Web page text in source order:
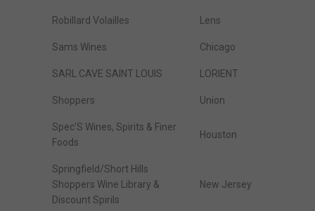
Robillard Volailles Lens
Sams Wines Chicago
SARL CAVE SAINT LOUIS LORIENT
Shoppers Union
Spec'S Wines, Spirits & Finer
Foods
Houston
Springfield/Short Hills
Shoppers Wine Library &
Discount Spirils
New Jersey